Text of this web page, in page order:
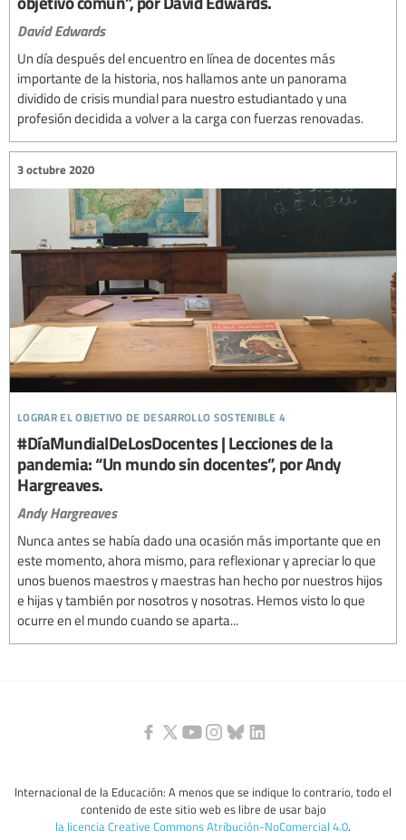
David Edwards
Un día después del encuentro en línea de docentes más
importante de la historia, nos hallamos ante un panorama
dividido de crisis mundial para nuestro estudiantado y una
profesión decidida a volver a la carga con fuerzas renovadas.
lograr el objetivo de desarrollo sostenible 4
3 octubre 2020
#DíaMundialDeLosDocentes | Lecciones de la
pandemia: “Un mundo sin docentes”, por Andy
Hargreaves.
Andy Hargreaves
Nunca antes se había dado una ocasión más importante que en
este momento, ahora mismo, para reflexionar y apreciar lo que
unos buenos maestros y maestras han hecho por nuestros hijos
e hijas y también por nosotros y nosotras. Hemos visto lo que
ocurre en el mundo cuando se aparta...
Internacional de la Educación: A menos que se indique lo contrario, todo el
contenido de este sitio web es libre de usar bajo
la licencia Creative Commons Atribución-NoComercial 4.0.